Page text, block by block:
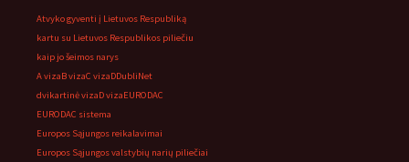
Atvyko gyventi į Lietuvos Respubliką
kartu su Lietuvos Respublikos piliečiu
kaip jo šeimos narys
A vizaB vizaC vizaDDubliNet
dvikartinė vizaD vizaEURODAC
EURODAC sistema
Europos Sąjungos reikalavimai
Europos Sąjungos valstybių narių piliečiai